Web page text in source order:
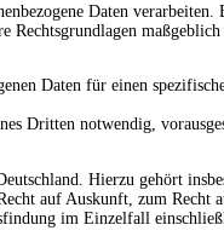
Daten verarbeiten.
Rechtsgrundlagen
Daten für einen
Dritten notwendig,
Hierzu gehört
auf Auskunft, zum
im Einzelfall